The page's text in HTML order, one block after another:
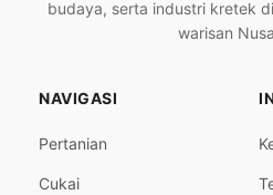
budaya, serta industri kretek
warisan
NAVIGASI
Pertanian
Cukai